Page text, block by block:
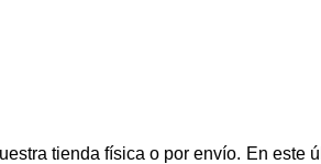
tienda física o por envío. En